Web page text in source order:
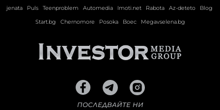
jenata
Puls Teenproblem Automedia Imoti.net Rabota Az-deteto
Blog
Start.bg
Chernomore Posoka Boec Megavselena.bg
ПОСЛЕДВАЙТЕ НИ